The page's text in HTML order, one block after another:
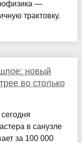
—
трактовку.
новый
во столько
в санузле
за 100 000